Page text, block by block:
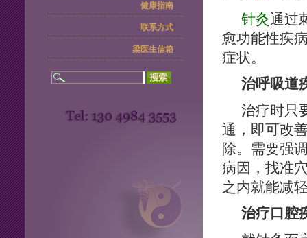
健康指南
联系方式
梁医生信箱
针灸通过
愈功能性疾
症状。
治呼吸道
治疗时只
通，即可改
除。需要强
病因，找准
之内就能减
治疗口腔